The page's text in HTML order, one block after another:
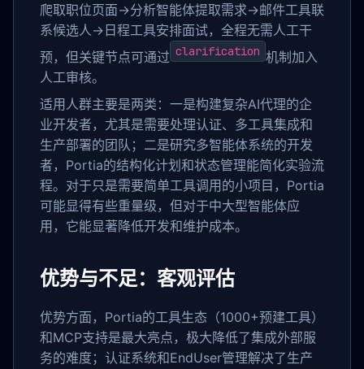
爬取职位页面→分析智能体提取需求→邮件工具联
系候选人→日程工具安排面试，全程无需人工干
预，但关键节点可通过 clarification 机制加入
人工审核。
适用人群主要是两类：一是构建复杂AI代理的企
业开发者，尤其是需要处理认证、多工具集成和
生产部署的团队；二是研究多智能体系统的开发
者，Portia的结构化计划和状态管理能简化实验流
程。对于只是需要简单工具调用的小项目，Portia
可能显得有些重量级，但对于中大型智能体应
用，它能显著降低开发和维护成本。
优势与不足：客观评估
优势方面，Portia的工具生态（1000+预建工具）
和MCP支持是最大亮点，极大降低了集成外部服
务的难度；认证系统和EndUser管理解决了生产